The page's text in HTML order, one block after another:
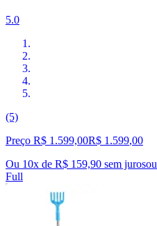
5.0
(5)
Preço R$ 1.599,00R$ 1.599,00
Ou 10x de R$ 159,90 sem jurosou
Full